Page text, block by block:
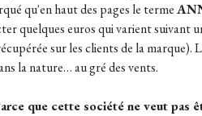
qu'en haut des pages le terme
quelques euros qui varient suivant
sur les clients de la marque).
la nature… au gré des vents.
que cette société ne veut